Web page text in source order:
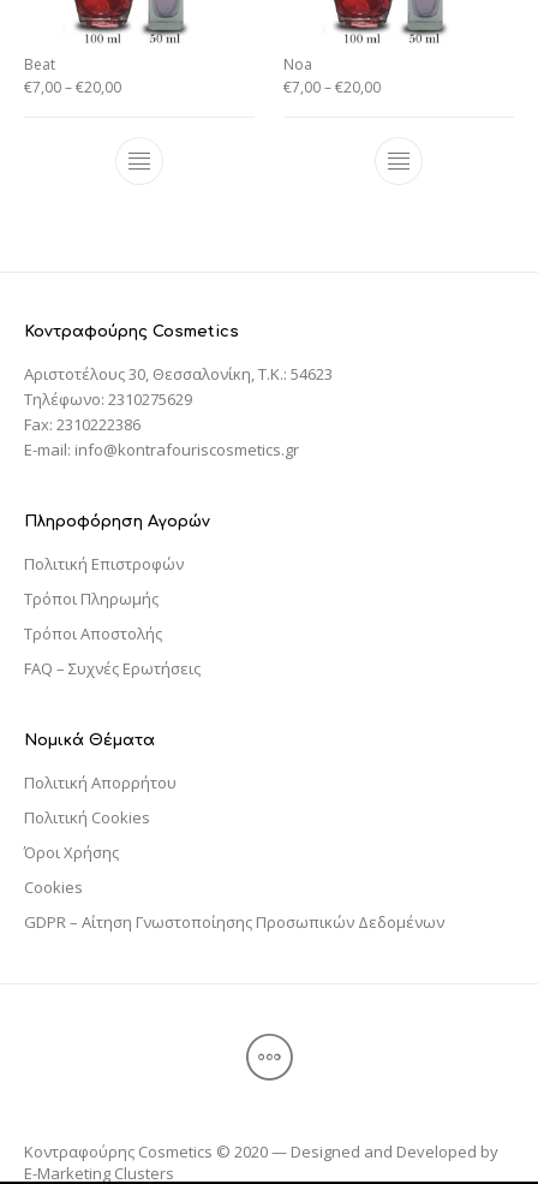
Beat
€7,00–€20,00
Noa
€7,00–€20,00
Κοντραφούρης Cosmetics
Αριστοτέλους 30, Θεσσαλονίκη, T.K.: 54623
Τηλέφωνο: 2310275629
Fax: 2310222386
E-mail: info@kontrafouriscosmetics.gr
Πληροφόρηση Αγορών
Πολιτική Επιστροφών
Τρόποι Πληρωμής
Τρόποι Αποστολής
FAQ – Συχνές Ερωτήσεις
Νομικά Θέματα
Πολιτική Απορρήτου
Πολιτική Cookies
Όροι Χρήσης
Cookies
GDPR – Αίτηση Γνωστοποίησης Προσωπικών Δεδομένων
Κοντραφούρης Cosmetics © 2020 — Designed and Developed by
E-Marketing Clusters